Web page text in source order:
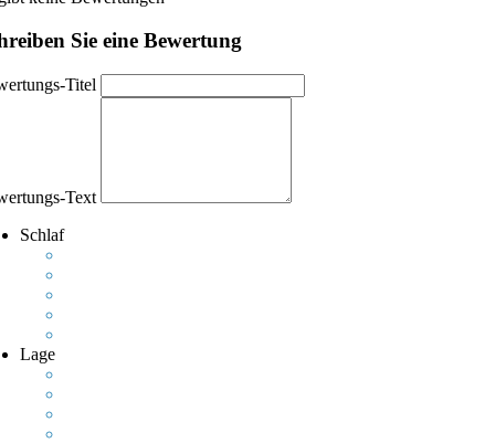
Sie eine Bewertung
Titel
Text
Schlaf
Lage